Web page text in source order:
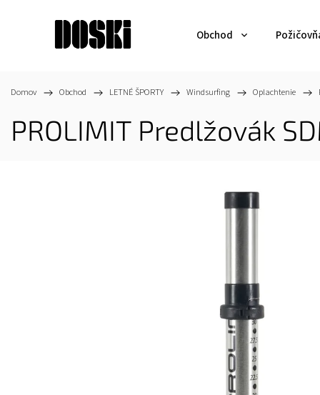
Obchod
Domov / Obchod / LETNÉ ŠPORTY / Windsurfing / Oplachtenie /
PROLIMIT Predlžovák